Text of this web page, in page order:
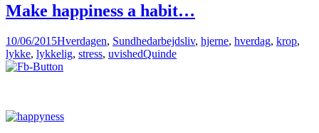
Make happiness a habit…
10/06/2015Hverdagen, Sundhedarbejdsliv, hjerne, hverdag, krop,
lykke, lykkelig, stress, uvishedQuinde